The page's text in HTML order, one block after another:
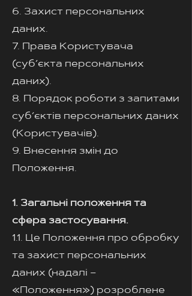
6. Захист персональних
даних.
7. Права Користувача
(суб’єкта персональних
даних).
8. Порядок роботи з запитами
суб’єктів персональних даних
(Користувачів).
9. Внесення змін до
Положення.
1. Загальні положення та
сфера застосування.
1.1. Це Положення про обробку
та захист персональних
даних (надалі –
«Положення») розроблене